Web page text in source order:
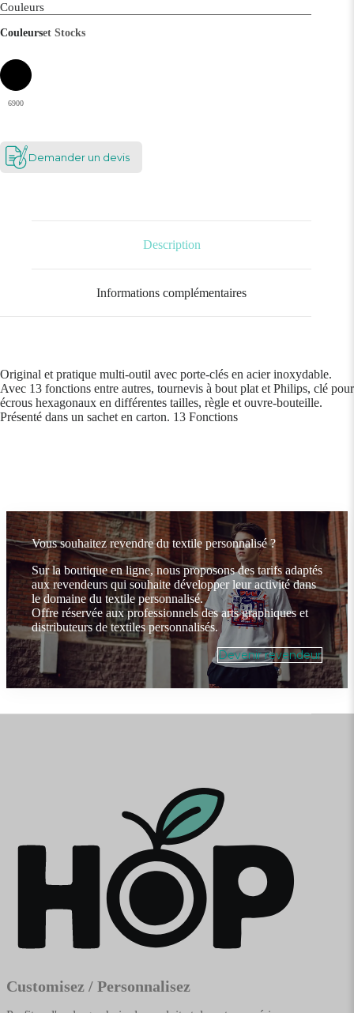
Couleurs
Couleurset Stocks
6900
Demander un devis
Description
Informations complémentaires
Original et pratique multi-outil avec porte-clés en acier inoxydable.
Avec 13 fonctions entre autres, tournevis à bout plat et Philips, clé pour
écrous hexagonaux en différentes tailles, règle et ouvre-bouteille.
Présenté dans un sachet en carton. 13 Fonctions
Vous souhaitez revendre du textile personnalisé ?
Sur la boutique en ligne, nous proposons des tarifs adaptés
aux revendeurs qui souhaite développer leur activité dans
le domaine du textile personnalisé.
Offre réservée aux professionnels des arts graphiques et
distributeurs de textiles personnalisés.
Devenir revendeur
Customisez / Personnalisez